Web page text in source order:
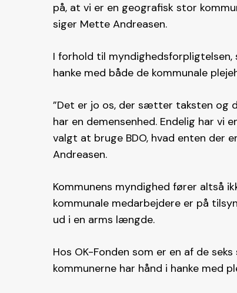
på, at vi er en geografisk stor
siger Mette Andreasen.
I forhold til
hanke med både de kommunale
”Det er jo os, der sætter taksten og
har en demensenhed. Endelig har vi
valgt at bruge BDO, hvad enten der
Andreasen.
Kommunens myndighed fører altså
kommunale medarbejdere er på
ud i en arms længde.
Hos OK-Fonden som er en af de
kommunerne har hånd i hanke med